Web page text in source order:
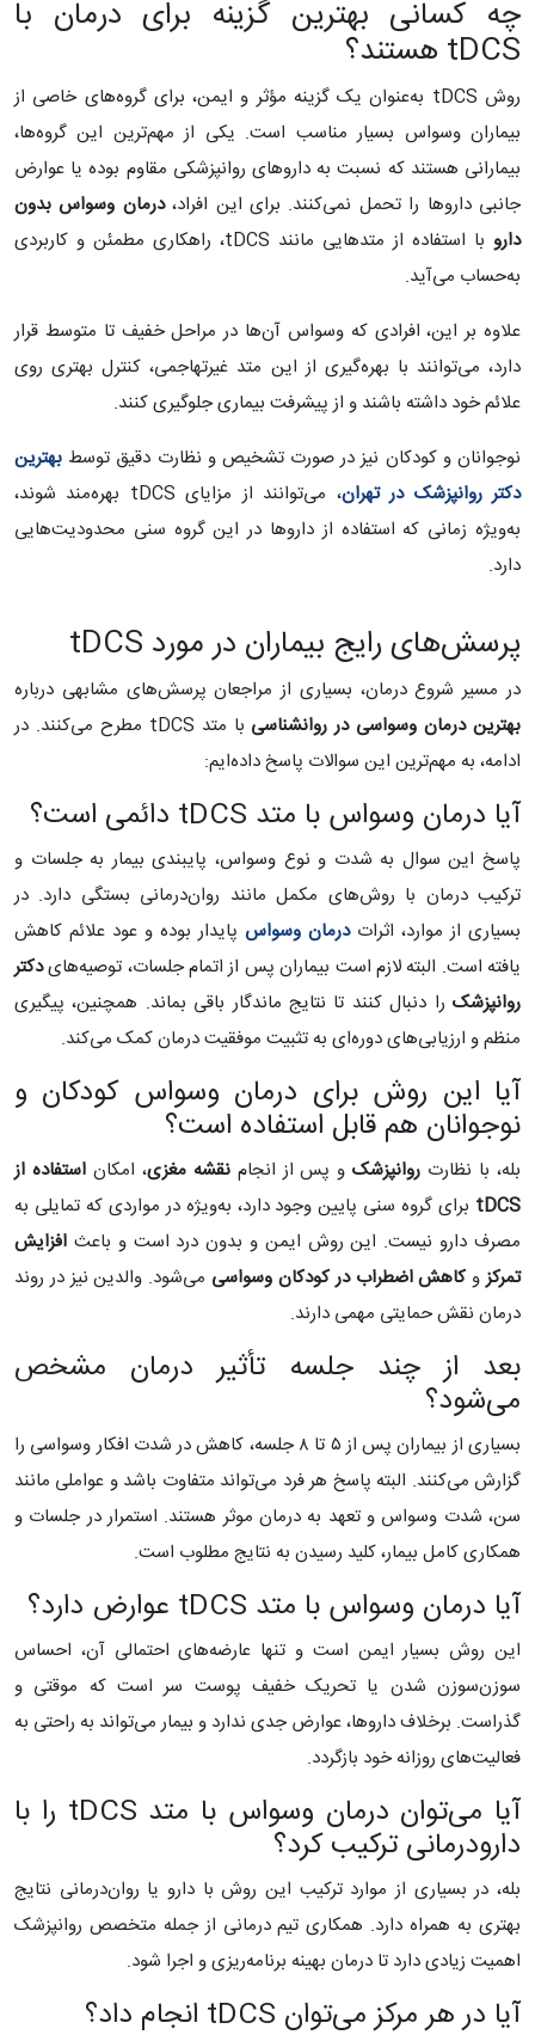
چه کسانی بهترین گزینه برای درمان با
tDCS هستند؟
روش tDCS به‌عنوان یک گزینه مؤثر و ایمن، برای گروه‌های خاصی از
بیماران وسواس بسیار مناسب است. یکی از مهم‌ترین این گروه‌ها،
بیمارانی هستند که نسبت به داروهای روانپزشکی مقاوم بوده یا عوارض
جانبی داروها را تحمل نمی‌کنند. برای این افراد،درمان وسواس بدون
دارو
با استفاده از متدهایی مانند tDCS، راهکاری مطمئن و کاربردی
به‌حساب می‌آید.
علاوه بر این، افرادی که وسواس آن‌ها در مراحل خفیف تا متوسط قرار
دارد، می‌توانند با بهره‌گیری از این متد غیرتهاجمی، کنترل بهتری روی
علائم خود داشته باشند و از پیشرفت بیماری جلوگیری کنند.
نوجوانان و کودکان نیز در صورت تشخیص و نظارت دقیق توسط بهترین
دکتر روانپزشک در تهران
، می‌توانند از مزایای tDCS بهره‌مند شوند،
به‌ویژه زمانی که استفاده از داروها در این گروه سنی محدودیت‌هایی
دارد.
پرسش‌های رایج بیماران در مورد tDCS
در مسیر شروع درمان، بسیاری از مراجعان پرسش‌های مشابهی درباره
بهترین درمان وسواسی در روانشناسی
با متد tDCS مطرح می‌کنند. در
ادامه، به مهم‌ترین این سوالات پاسخ داده‌ایم:
آیا درمان وسواس با متد tDCS دائمی است؟
پاسخ این سوال به شدت و نوع وسواس، پایبندی بیمار به جلسات و
ترکیب درمان با روش‌های مکمل مانند روان‌درمانی بستگی دارد. در
بسیاری از موارد، اثراتدرمان وسواس پایدار بوده و عود علائم کاهش
یافته است. البته لازم است بیماران پس از اتمام جلسات، توصیه‌هایدکتر
روانپزشک را دنبال کنند تا نتایج ماندگار باقی بماند. همچنین، پیگیری
منظم و ارزیابی‌های دوره‌ای به تثبیت موفقیت درمان کمک می‌کند.
آیا این روش برای درمان وسواس کودکان و
نوجوانان هم قابل استفاده است؟
بله، با نظارت روانپزشکو پس از انجامنقشه مغزی، امکاناستفاده از
tDCS برای گروه سنی پایین وجود دارد، به‌ویژه در مواردی که تمایلی به
مصرف دارو نیست. این روش ایمن و بدون درد است و باعث افزایش
تمرکزوکاهش اضطراب در کودکان وسواسی می‌شود. والدین نیز در روند
درمان نقش حمایتی مهمی دارند.
بعد از چند جلسه تأثیر درمان مشخص
می‌شود؟
بسیاری از بیماران پس از ۵ تا ۸ جلسه، کاهش در شدت افکار وسواسی را
گزارش می‌کنند. البته پاسخ هر فرد می‌تواند متفاوت باشد و عواملی مانند
سن، شدت وسواس و تعهد به درمان موثر هستند. استمرار در جلسات و
همکاری کامل بیمار، کلید رسیدن به نتایج مطلوب است.
آیا درمان وسواس با متد tDCS عوارض دارد؟
این روش بسیار ایمن است و تنها عارضه‌های احتمالی آن، احساس
سوزن‌سوزن شدن یا تحریک خفیف پوست سر است که موقتی و
گذراست. برخلاف داروها، عوارض جدی ندارد و بیمار می‌تواند به راحتی به
فعالیت‌های روزانه خود بازگردد.
آیا می‌توان درمان وسواس با متد tDCS را با
دارودرمانی ترکیب کرد؟
بله، در بسیاری از موارد ترکیب این روش با دارو یا روان‌درمانی نتایج
بهتری به همراه دارد. همکاری تیم درمانی از جمله متخصص روانپزشک
اهمیت زیادی دارد تا درمان بهینه برنامه‌ریزی و اجرا شود.
آیا در هر مرکز می‌توان tDCS انجام داد؟